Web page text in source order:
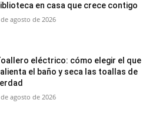
en casa que crece contigo
agosto de 2026
eléctrico: cómo elegir el que
el baño y seca las toallas de
agosto de 2026